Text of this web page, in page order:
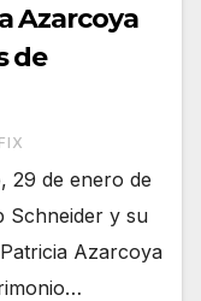
Azarcoya
de
29 de enero de
Schneider y su
Azarcoya